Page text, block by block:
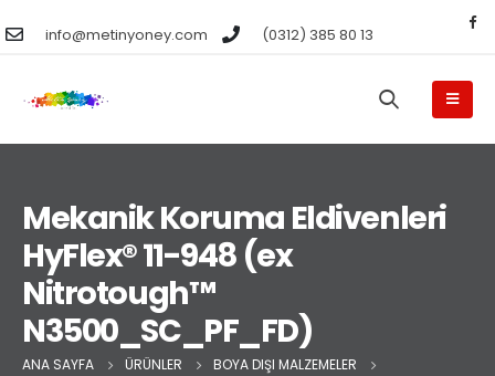
info@metinyoney.com (0312) 385 80 13
Mekanik Koruma Eldivenleri
HyFlex® 11-948 (ex
Nitrotough™
N3500_SC_PF_FD)
ANA SAYFA ÜRÜNLER
BOYA DIŞI MALZEMELER